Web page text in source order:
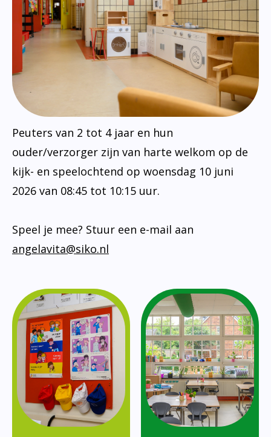
Peuters van 2 tot 4 jaar en hun
ouder/verzorger zijn van harte welkom op de
kijk- en speelochtend op woensdag 10 juni
2026 van 08:45 tot 10:15 uur.
Speel je mee? Stuur een e-mail aan
angelavita@siko.nl